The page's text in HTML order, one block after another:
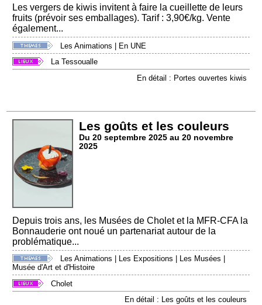
Les vergers de kiwis invitent à faire la cueillette de leurs
fruits (prévoir ses emballages). Tarif : 3,90€/kg. Vente
également...
Les Animations | En UNE
La Tessoualle
En détail : Portes ouvertes kiwis
Les goûts et les couleurs
Du 20 septembre 2025 au 20 novembre
2025
Depuis trois ans, les Musées de Cholet et la MFR-CFA la
Bonnauderie ont noué un partenariat autour de la
problématique...
Les Animations Les Expositions Les Musées
Musée d'Art et d'Histoire
Cholet
En détail : Les goûts et les couleurs